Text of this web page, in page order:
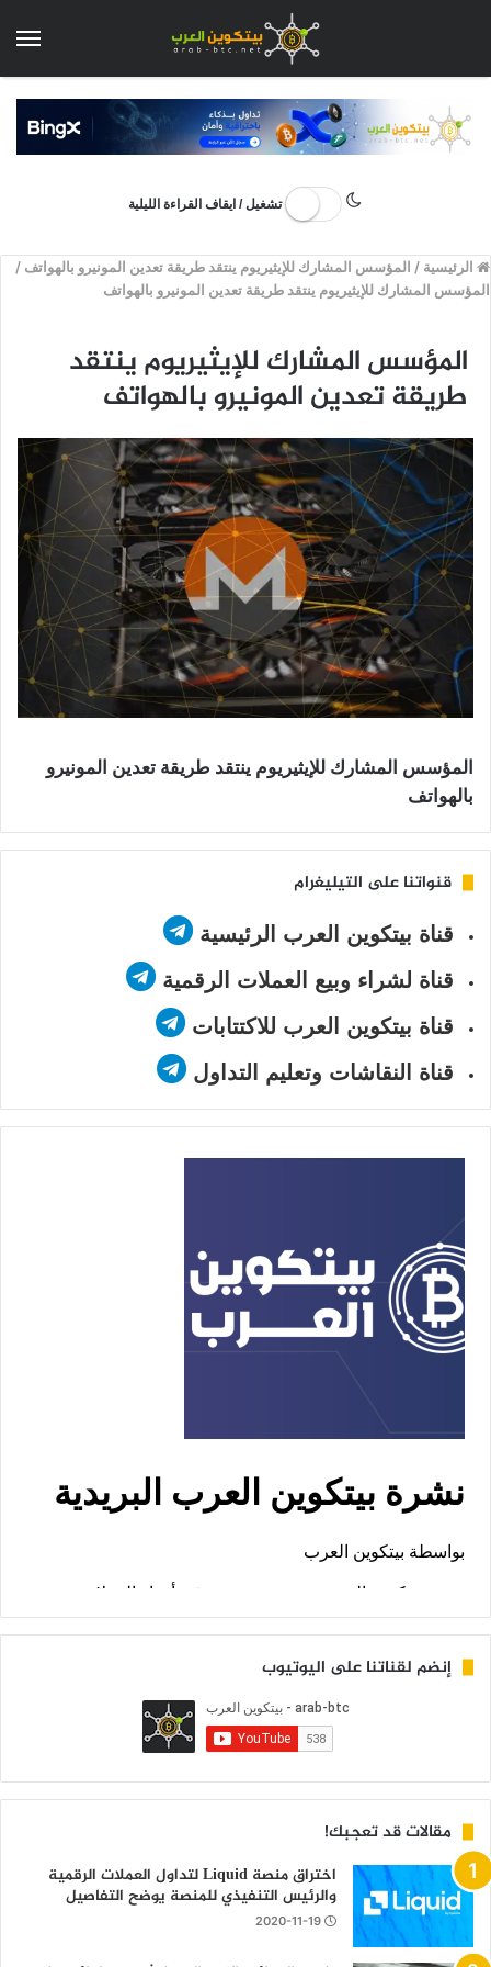
تشغيل / ايقاف القراءة الليلية
الرئيسية / المؤسس المشارك للإيثيريوم ينتقد طريقة تعدين المونيرو بالهواتف /
المؤسس المشارك للإيثيريوم ينتقد طريقة تعدين المونيرو بالهواتف
المؤسس المشارك للإيثيريوم ينتقد
طريقة تعدين المونيرو بالهواتف
المؤسس المشارك للإيثيريوم ينتقد طريقة تعدين المونيرو
بالهواتف
قنواتنا على التيليغرام
قناة بيتكوين العرب الرئيسية
قناة لشراء وبيع العملات الرقمية
قناة بيتكوين العرب للاكتتابات
قناة النقاشات وتعليم التداول
إنضم لقناتنا على اليوتيوب
مقالات قد تعجبك!
اختراق منصة Liquid لتداول العملات الرقمية
والرئيس التنفيذي للمنصة يوضح التفاصيل
2020-11-19